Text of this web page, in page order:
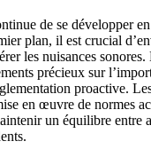
de se développer
plan, il est crucial
les nuisances sonores.
précieux sur
proactive.
en œuvre de normes
un équilibre entre